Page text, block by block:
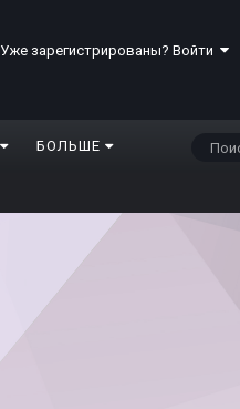
Уже зарегистрированы? Войти
БОЛЬШЕ